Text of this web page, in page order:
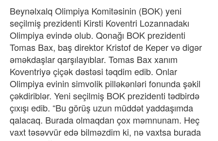
Beynəlxalq Olimpiya Komitəsinin (BOK) yeni
seçilmiş prezidenti Kirsti Koventri Lozannadakı
Olimpiya evində olub. Qonağı BOK prezidenti
Tomas Bax, baş direktor Kristof de Keper və digər
əməkdaşlar qarşılayıblar. Tomas Bax xanım
Koventriyə çiçək dəstəsi təqdim edib. Onlar
Olimpiya evinin simvolik pilləkənləri fonunda şəkil
çəkdiriblər. Yeni seçilmiş BOK prezidenti tədbirdə
çıxışı edib. “Bu görüş uzun müddət yaddaşımda
qalacaq. Burada olmaqdan çox məmnunam. Heç
vaxt təsəvvür edə bilməzdim ki, nə vaxtsa burada